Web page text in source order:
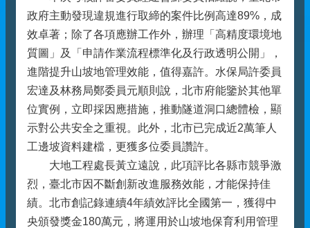
政府主動發現違規進行取締的案件比例高達89%，成
效卓著；除了各項應辦工作外，辦理「高精度環境地
質圖」及「申請作業流程標準化及行政透明公開」，
進階提升山坡地管理效能，值得嘉許。水保局許委員
宏達及林務局鄭委員元順則說，北市府能鑒於其他單
位實例，立即採因應措施，推動隧道洞口總體檢，顯
示對公共安全之重視。此外，北市已完成近2萬筆人
工邊坡資料建檔，更獲多位委員讚許。
大地工程處長黃立遠說，此項評比各縣市競爭激
烈，臺北市因不斷創新改進服務效能，才能保持佳
績。北市創記錄連續4年績效評比全國第一，獲得中
央頒發獎金180萬元，將運用於山坡地保育利用管理